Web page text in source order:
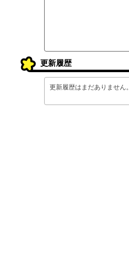
更新履歴
更新履歴はまだありません。